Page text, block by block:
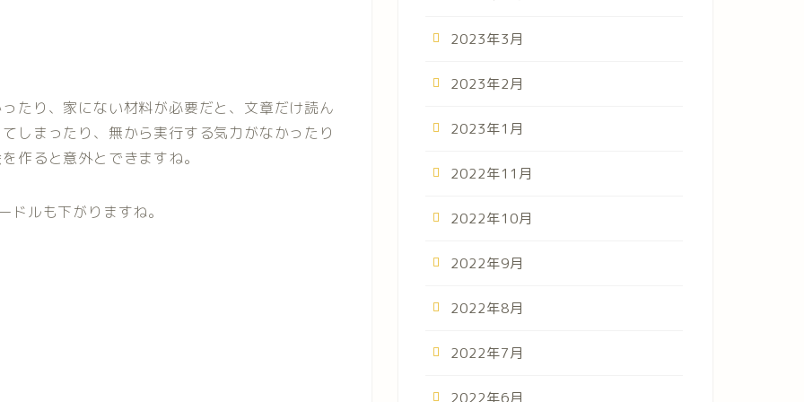
たり、家にない材料が必要だと、文章だけ読ん
しまったり、無から実行する気力がなかったり
作ると意外とできますね。
ルも下がりますね。
2023年3月
2023年2月
2023年1月
2022年11月
2022年10月
2022年9月
2022年8月
2022年7月
2022年6月